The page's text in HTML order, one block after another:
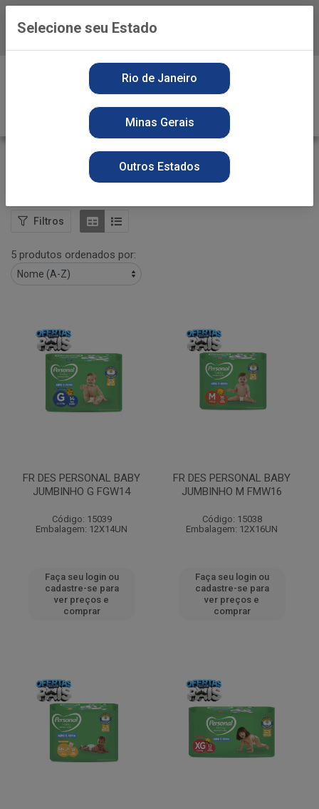
Baixe já o APP da Playvender
FRALDAS JUMBINHO
HIGIENE PESSOAL FRALDAS JUMBINHO
Filtros
5 produtos ordenados por:
FR DES PERSONAL BABY
JUMBINHO G FGW14
Código: 15039
Embalagem: 12X14UN
Faça seu login ou
cadastre-se para
ver preços e
comprar
FR DES PERSONAL BABY
JUMBINHO M FMW16
Código: 15038
Embalagem: 12X16UN
Faça seu login ou
cadastre-se para
ver preços e
comprar
Selecione seu Estado
Rio de Janeiro
Minas Gerais
Outros Estados